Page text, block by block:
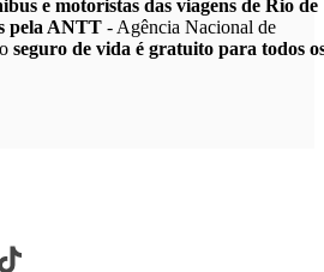
e motoristas das viagens de Rio de
pela ANTT - Agência Nacional de
seguro de vida é gratuito para todos